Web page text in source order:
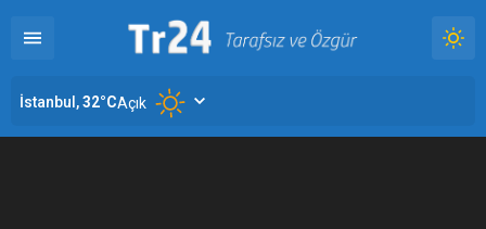
İstanbul,32°CAçık